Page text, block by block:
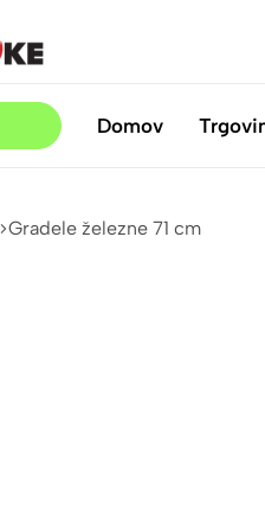
Domov
Gradele železne 71 cm